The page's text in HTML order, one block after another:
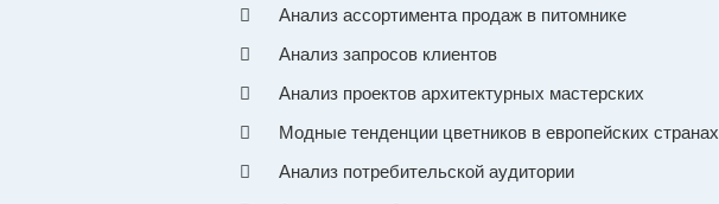
 Анализ ассортимента продаж в питомнике
 Анализ запросов клиентов
 Анализ проектов архитектурных мастерских
 Модные тенденции цветников в европейских странах
 Анализ потребительской аудитории